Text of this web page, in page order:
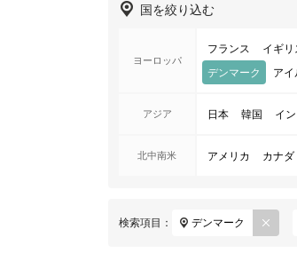
国を絞り込む
ヨーロッパ
フランス イギリ
デンマーク
ア
アジア 日本 韓国 イ
北中南米 アメリカ カナダ
検索項目： デンマーク
REM
OVE